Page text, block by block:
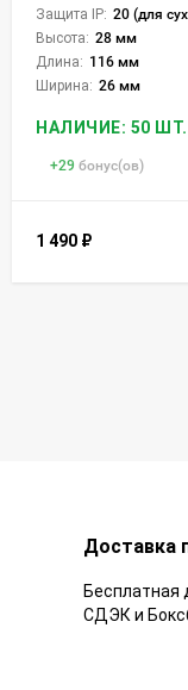
Защита IP: 20 (для
Высота: 28 мм
Длина: 116 мм
Ширина: 26 мм
НАЛИЧИЕ: 50 ШТ.
+29 бонус(ов)
1 490 ₽
Доставка
Бесплатная
СДЭК и